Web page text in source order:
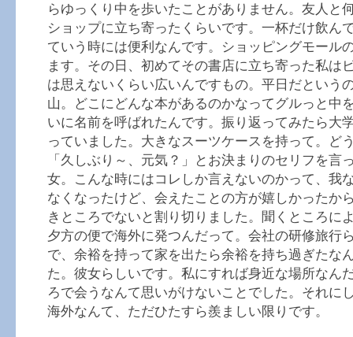
らゆっくり中を歩いたことがありません。友人と
ショップに立ち寄ったくらいです。一杯だけ飲ん
ていう時には便利なんです。ショッピングモール
ます。その日、初めてその書店に立ち寄った私は
は思えないくらい広いんですもの。平日だという
山。どこにどんな本があるのかなってグルっと中
いに名前を呼ばれたんです。振り返ってみたら大
っていました。大きなスーツケースを持って。
「久しぶり～、元気？」とお決まりのセリフを言
女。こんな時にはコレしか言えないのかって、我
なくなったけど、会えたことの方が嬉しかったか
きところでないと割り切りました。聞くところに
夕方の便で海外に発つんだって。会社の研修旅行
で、余裕を持って家を出たら余裕を持ち過ぎたな
た。彼女らしいです。私にすれば身近な場所なん
ろで会うなんて思いがけないことでした。それに
海外なんて、ただひたすら羨ましい限りです。